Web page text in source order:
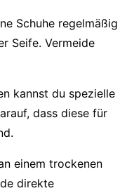
Schuhe regelmäßig
Seife. Vermeide
kannst du spezielle
dass diese für
einem trockenen
direkte